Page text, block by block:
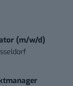
(m/w/d)